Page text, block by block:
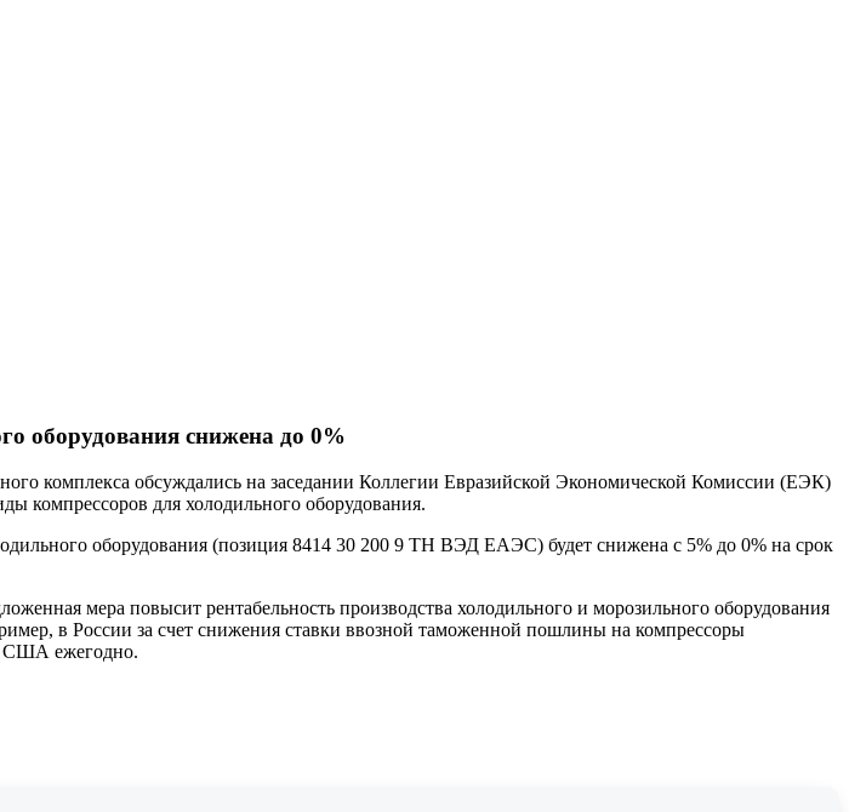
оборудования снижена до 0%
комплекса обсуждались на заседании Коллегии Евразийской Экономической Комиссии (ЕЭК)
компрессоров для холодильного оборудования.
оборудования (позиция 8414 30 200 9 ТН ВЭД ЕАЭС) будет снижена с 5% до 0% на срок
мера повысит рентабельность производства холодильного и морозильного оборудования
в России за счет снижения ставки ввозной таможенной пошлины на компрессоры
США ежегодно.